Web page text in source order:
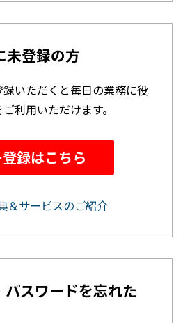
未登録の方
録いただくと毎日の業務に役
利用いただけます。
録はこちら
＆サービスのご紹介
パスワードを忘れた